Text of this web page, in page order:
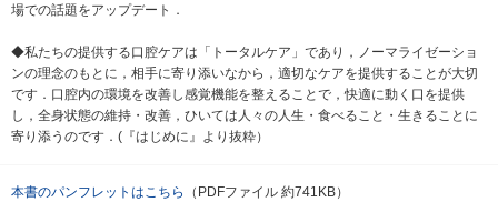
場での話題をアップデート．
◆私たちの提供する口腔ケアは「トータルケア」であり，ノーマライゼーショ
ンの理念のもとに，相手に寄り添いなから，適切なケアを提供することが大切
です．口腔内の環境を改善し感覚機能を整えることで，快適に動く口を提供
し，全身状態の維持・改善，ひいては人々の人生・食べること・生きることに
寄り添うのです．(『はじめに』より抜粋）
本書のパンフレットはこちら （PDFファイル 約741KB）